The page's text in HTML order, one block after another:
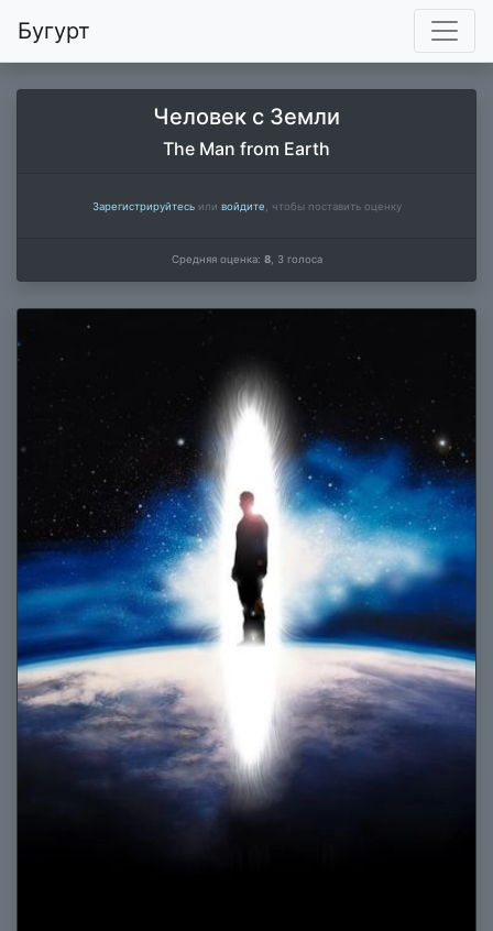
Бугурт
Человек с Земли
The Man from Earth
Зарегистрируйтесьили войдите , чтобы поставить оценку
Средняя оценка: 8, 3голоса